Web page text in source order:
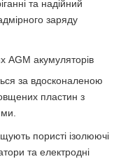
та надійний
заряду
AGM акумуляторів
за вдосконаленою
пластин з
пористі ізолюючі
та електродні